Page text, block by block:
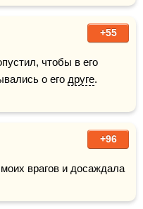
+55
чтобы в его
о его друге.
+96
врагов и досаждала